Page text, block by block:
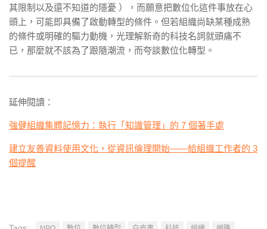
其限制以及還不知道的隱憂 ），而願意把數位化這件事放在心
頭上，可能即具備了啟動轉型的條件。但若組織尚缺某種成熟
的條件或明確的驅力動機，光理解新奇的科技名詞就頭痛不
已，那麼就不該為了跟隨潮流，而夸談數位化轉型。
延伸閱讀：
強健組織集體記憶力：執行「知識管理」的 7 個著手處
建立友善資料使用文化，從資訊倫理開始——給組織工作者的 3
個提醒